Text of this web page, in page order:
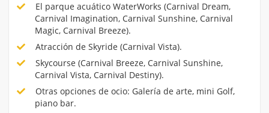
El parque acuático WaterWorks (Carnival Dream,
Carnival Imagination, Carnival Sunshine, Carnival
Magic, Carnival Breeze).
Atracción de Skyride (Carnival Vista).
Skycourse (Carnival Breeze, Carnival Sunshine,
Carnival Vista, Carnival Destiny).
Otras opciones de ocio: Galería de arte, mini Golf,
piano bar.